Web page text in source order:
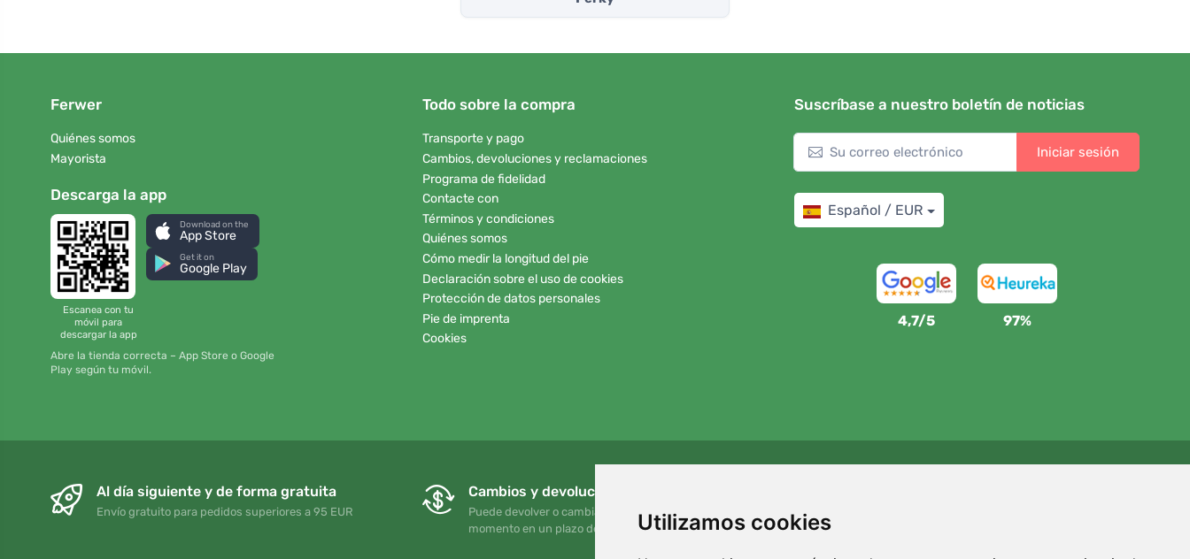
Utilizamos cookies
Ferwer
Quiénes somos
Mayorista
Descarga la app
Escanea con tu
móvil para
descargar la app
Download on the
App Store
Get it on
Google Play
Abre la tienda correcta – App Store o Google
Play según tu móvil.
Todo sobre la compra
Transporte y pago
Cambios, devoluciones y reclamaciones
Programa de fidelidad
Contacte con
Términos y condiciones
Quiénes somos
Cómo medir la longitud del pie
Declaración sobre el uso de cookies
Protección de datos personales
Pie de imprenta
Cookies
Suscríbase a nuestro boletín de noticias
Iniciar sesión
Español / EUR
4,7/5 97%
Al día siguiente y de forma gratuita
Envío gratuito para pedidos superiores a 95 EUR
Cambios y devoluciones gratuitos
Puede devolver o cambiar su pedido en cualquier
momento en un plazo de 90 días